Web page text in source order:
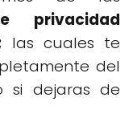
privacidad
las cuales te
del
si dejaras de